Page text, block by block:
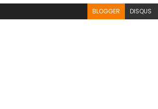
BLOGGER DISQUS